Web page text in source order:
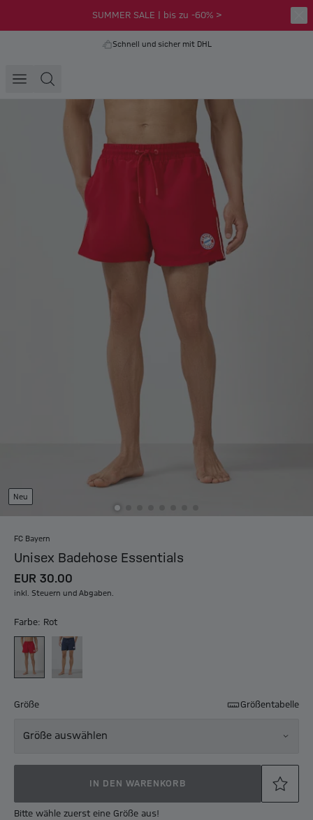
SUMMER SALE | bis zu -60% >
Schnell und sicher mit DHL
Neu
FC Bayern
Unisex Badehose Essentials
EUR 30.00
inkl. Steuern und Abgaben.
Farbe: Rot
Größe Größentabelle
Größe auswählen
IN DEN WARENKORB
Bitte wähle zuerst eine Größe aus!